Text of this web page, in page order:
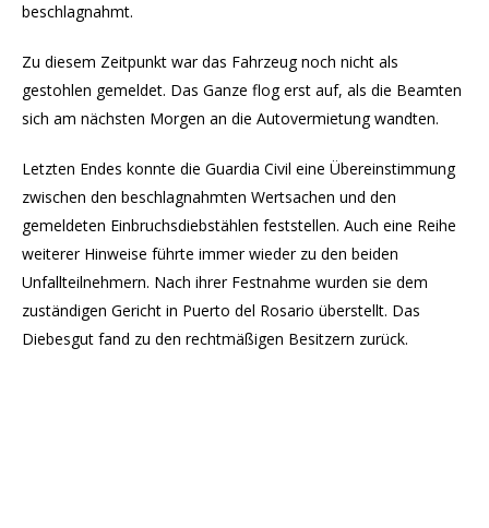
beschlagnahmt.
Zu diesem Zeitpunkt war das Fahrzeug noch nicht als
gestohlen gemeldet. Das Ganze flog erst auf, als die Beamten
sich am nächsten Morgen an die Autovermietung wandten.
Letzten Endes konnte die Guardia Civil eine Übereinstimmung
zwischen den beschlagnahmten Wertsachen und den
gemeldeten Einbruchsdiebstählen feststellen. Auch eine Reihe
weiterer Hinweise führte immer wieder zu den beiden
Unfallteilnehmern. Nach ihrer Festnahme wurden sie dem
zuständigen Gericht in Puerto del Rosario überstellt. Das
Diebesgut fand zu den rechtmäßigen Besitzern zurück.